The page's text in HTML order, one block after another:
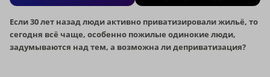
Если 30 лет назад люди активно приватизировали жильё, то
сегодня всё чаще, особенно пожилые одинокие люди,
задумываются над тем, а возможна ли деприватизация?